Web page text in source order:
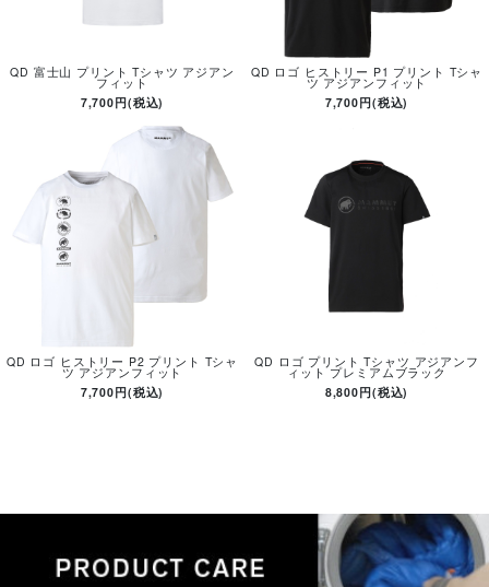
QD 富士山 プリント Tシャツ アジアン
フィット
7,700円(税込)
QD ロゴ ヒストリー P1 プリント Tシャ
ツ アジアンフィット
7,700円(税込)
QD ロゴ ヒストリー P2 プリント Tシャ
ツ アジアンフィット
7,700円(税込)
QD ロゴ プリント Tシャツ アジアンフ
ィット プレミアムブラック
8,800円(税込)